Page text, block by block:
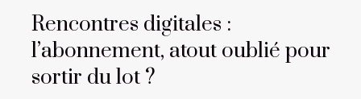
Rencontres digitales :
l’abonnement, atout oublié pour
sortir du lot ?